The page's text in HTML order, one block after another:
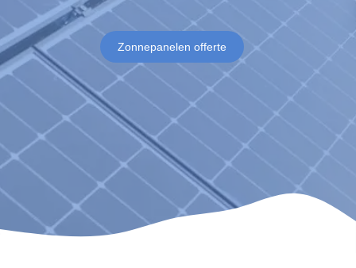
Zonnepanelen offerte